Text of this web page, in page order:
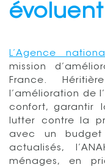
L’Agence
mission
France.
l’amélioration de
confort, garantir
lutter contre la
avec un budget
actualisés,
ménages, en